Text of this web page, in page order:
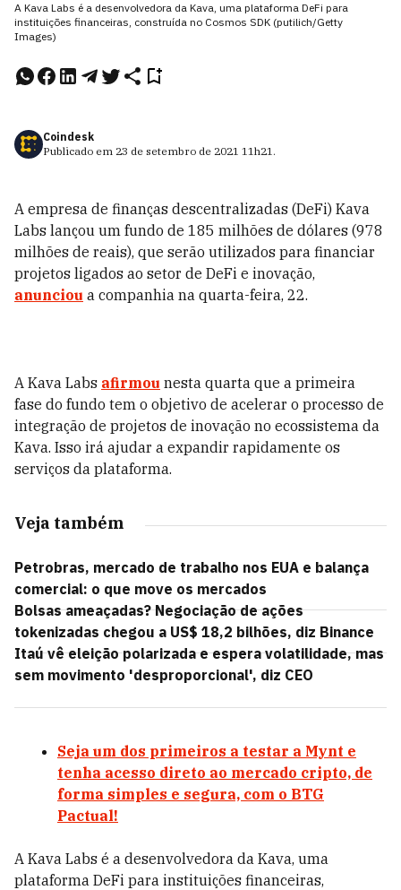
A Kava Labs é a desenvolvedora da Kava, uma plataforma DeFi para
instituições financeiras, construída no Cosmos SDK (putilich/Getty
Images)
Coindesk
Publicado em 23 de setembro de 2021 11h21.
A empresa de finanças descentralizadas (DeFi) Kava
Labs lançou um fundo de 185 milhões de dólares (978
milhões de reais), que serão utilizados para financiar
projetos ligados ao setor de DeFi e inovação,
anunciou a companhia na quarta-feira, 22.
A Kava Labs afirmou nesta quarta que a primeira
fase do fundo tem o objetivo de acelerar o processo de
integração de projetos de inovação no ecossistema da
Kava. Isso irá ajudar a expandir rapidamente os
serviços da plataforma.
Veja também
Petrobras, mercado de trabalho nos EUA e balança
comercial: o que move os mercados
Bolsas ameaçadas? Negociação de ações
tokenizadas chegou a US$ 18,2 bilhões, diz Binance
Itaú vê eleição polarizada e espera volatilidade, mas
sem movimento 'desproporcional', diz CEO
Seja um dos primeiros a testar a Mynt e
tenha acesso direto ao mercado cripto, de
forma simples e segura, com o BTG
Pactual!
A Kava Labs é a desenvolvedora da Kava, uma
plataforma DeFi para instituições financeiras,